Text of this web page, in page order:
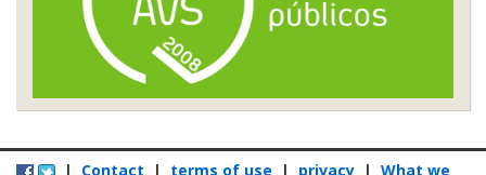
| Contact | terms of use | privacy | What we